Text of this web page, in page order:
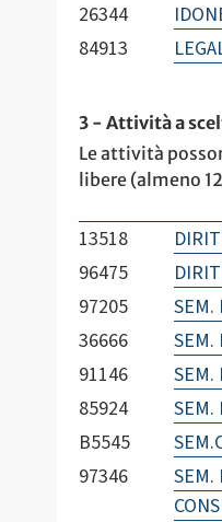
26344
84913
3 - Attività a
Le attività
libere (almeno
13518
96475
97205
SEM.
36666
SEM.
91146
SEM.
85924
SEM.
B5545
97346
SEM.